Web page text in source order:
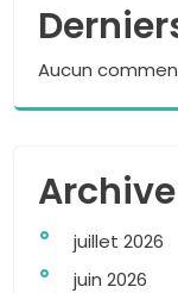
Aucun
Archive
juillet 2026
juin 2026